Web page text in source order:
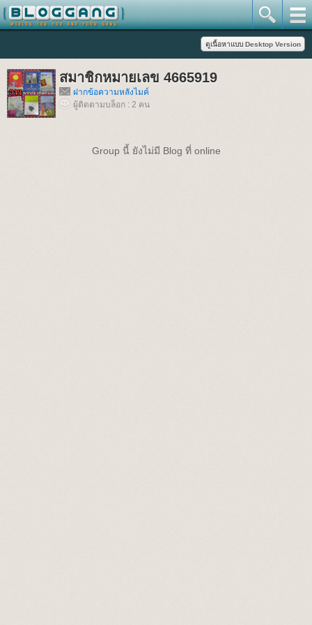
สมาชิกหมายเลข 4665919
ฝากข้อความหลังไมค์
ผู้ติดตามบล็อก : 2 คน
Group นี้ ยังไม่มี Blog ที่ online